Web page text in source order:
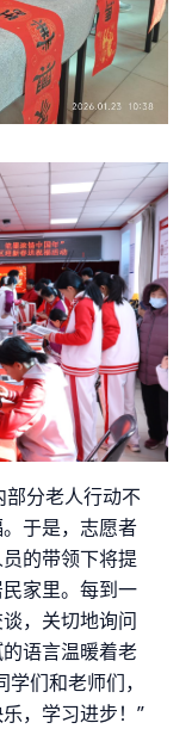
部分老人行动不
于是，志愿者
的带领下将提
家里。每到一
，关切地询问
语言温暖着老
们和老师们，
，学习进步！ ”